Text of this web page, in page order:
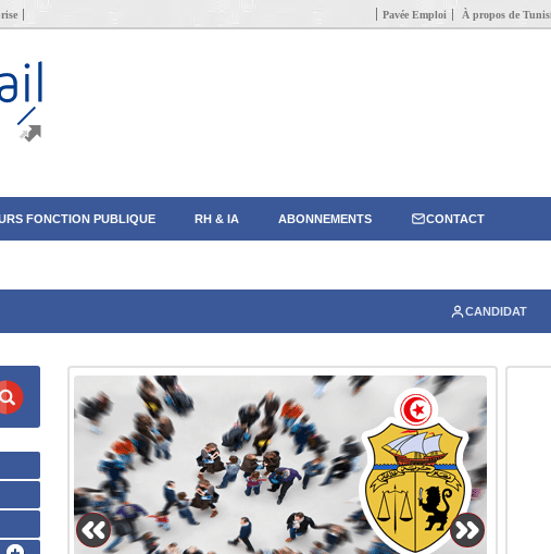
Pavée Emploi À propos de
FONCTION PUBLIQUE RH & IA ABONNEMENTS CONTACT
CANDIDAT